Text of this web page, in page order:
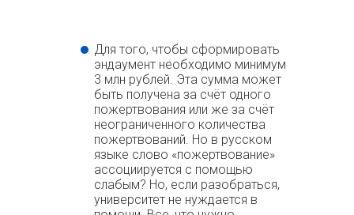
Для того, чтобы сформировать
эндаумент необходимо минимум
3 млн рублей. Эта сумма может
быть получена за счёт одного
пожертвования или же за счёт
неограниченного количества
пожертвований. Но в русском
языке слово «пожертвование»
ассоциируется с помощью
слабым? Но, если разобраться,
университет не нуждается в